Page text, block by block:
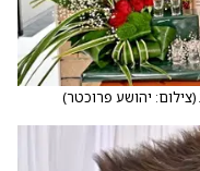
(צילום: יהושע פרוכטר)